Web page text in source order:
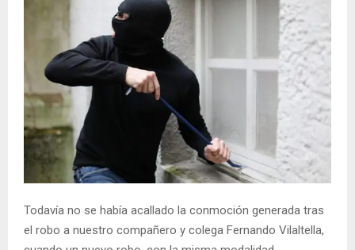
Todavía no se había acallado la conmoción generada tras
el robo a nuestro compañero y colega Fernando Vilaltella,